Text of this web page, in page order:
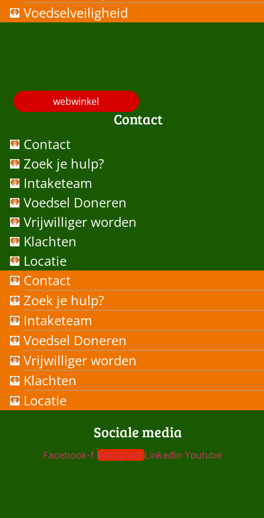
Voedselveiligheid
webwinkel
Contact
Contact
Zoek je hulp?
Intaketeam
Voedsel Doneren
Vrijwilliger worden
Klachten
Locatie
Contact
Zoek je hulp?
Intaketeam
Voedsel Doneren
Vrijwilliger worden
Klachten
Locatie
Sociale media
Facebook-f Instagram Linkedin Youtube